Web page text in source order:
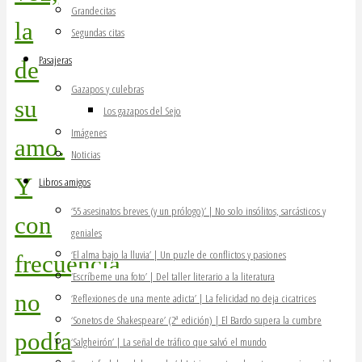
Grandecitas
Segundas citas
Pasajeras
Gazapos y culebras
Los gazapos del Sejo
Imágenes
Noticias
Libros amigos
‘55 asesinatos breves (y un prólogo)’ | No solo insólitos, sarcásticos y
geniales
‘El alma bajo la lluvia’ | Un puzle de conflictos y pasiones
‘Escríbeme una foto’ | Del taller literario a la literatura
‘Reflexiones de una mente adicta’ | La felicidad no deja cicatrices
‘Sonetos de Shakespeare’ (2ª edición) | El Bardo supera la cumbre
‘Salgheirón’ | La señal de tráfico que salvó el mundo
la
de
su
amo.
Y
con
frecuencia
no
podía